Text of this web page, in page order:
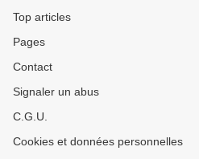
Top articles
Pages
Contact
Signaler un abus
C.G.U.
Cookies et données personnelles